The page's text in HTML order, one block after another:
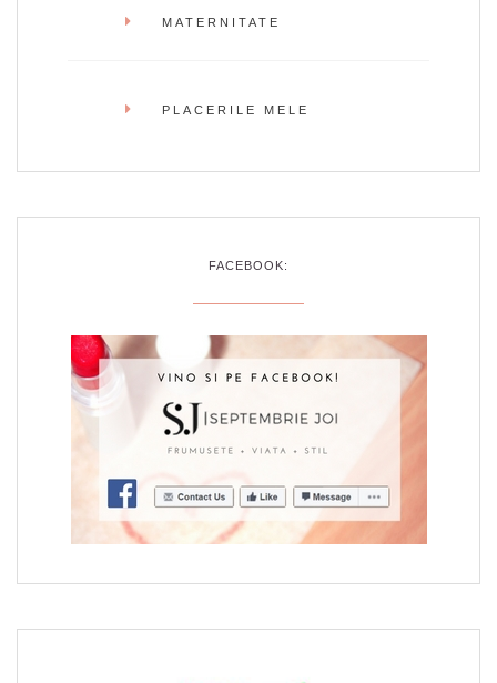
MATERNITATE
PLACERILE MELE
FACEBOOK: